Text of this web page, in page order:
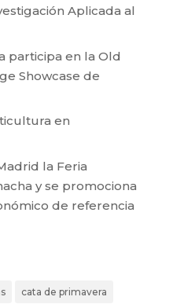
Aplicada al
participa en la Old
Showcase de
en
la Feria
y se promociona
de referencia
cata de primavera